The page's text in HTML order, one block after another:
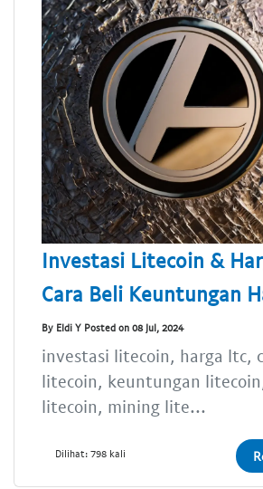
Investasi Litecoin &
Cara Beli Keuntungan
By Eldi Y Posted on 08 Jul, 2024
investasi litecoin, harga ltc,
litecoin, keuntungan
litecoin, mining lite...
Dilihat: 798 kali